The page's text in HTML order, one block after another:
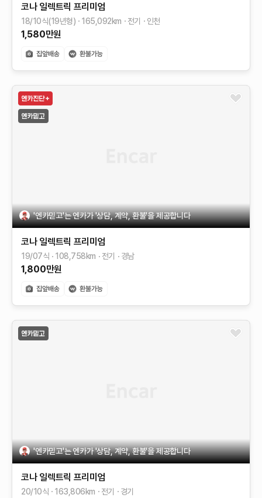
코나 일렉트릭 프리미엄
18/10식(19년형) 165,092km 전기 인천
1,580만원
'엔카믿고'는 엔카가 '상담, 계약, 환불'을 제공합니다
코나 일렉트릭 프리미엄
19/07식 108,758km 전기 경남
1,800만원
'엔카믿고'는 엔카가 '상담, 계약, 환불'을 제공합니다
코나 일렉트릭 프리미엄
20/10식 163,806km 전기 경기